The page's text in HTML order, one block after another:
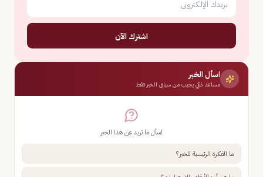
اشترك الآن
اسأل الخبر
مساعد ذكي يجيب من سياق الخبر فقط
اسأل ما تريد عن هذا الخبر
ما الفكرة الرئيسية للخبر؟